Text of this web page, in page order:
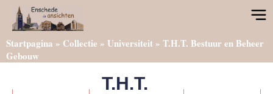
Startpagina » Collectie » Universiteit» T.H.T. Bestuur en Beheer
Gebouw
T.H.T.